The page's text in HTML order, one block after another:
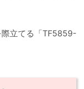
際立てる「TF5859-